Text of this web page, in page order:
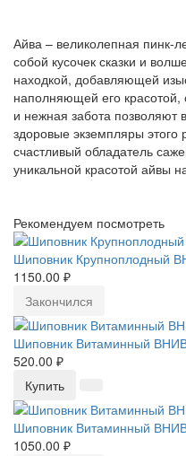
Айва – великолепная пинк-
собой кусочек сказки и
находкой, добавляющей
наполняющей его красотой,
и нежная забота позволяют
здоровые экземпляры этого
счастливый обладатель
уникальной красотой айвы
Рекомендуем посмотреть
Шиповник Крупноплодный
1150.00 ₽
Закончился
Шиповник Витаминный
520.00 ₽
Купить
Шиповник Витаминный
1050.00 ₽